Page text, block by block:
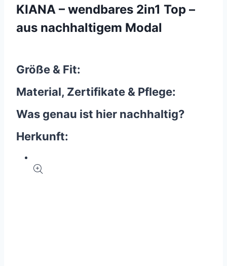
KIANA – wendbares 2in1 Top –
aus nachhaltigem Modal
Größe & Fit:
Material, Zertifikate & Pflege:
Was genau ist hier nachhaltig?
Herkunft: